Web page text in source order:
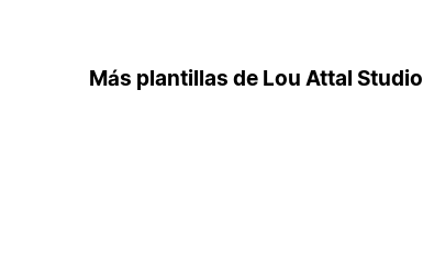
Más plantillas de Lou Attal Studio